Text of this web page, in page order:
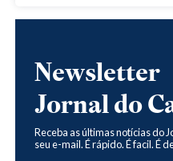
Newsletter
Jornal do
Receba as últimas notícias do
seu e-mail. É rápido. É facil. É